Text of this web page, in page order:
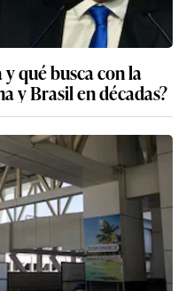
qué busca con la
y Brasil en décadas?